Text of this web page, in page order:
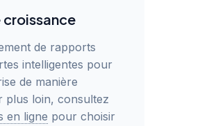
de rapports
intelligentes pour
de manière
plus loin, consultez
en ligne pour choisir